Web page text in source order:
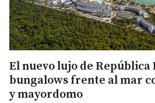
El nuevo lujo de República
bungalows frente al mar
y mayordomo